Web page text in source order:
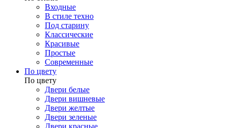
Входные
В стиле техно
Под старину
Классические
Красивые
Простые
Современные
По цвету
По цвету
Двери белые
Двери вишневые
Двери желтые
Двери зеленые